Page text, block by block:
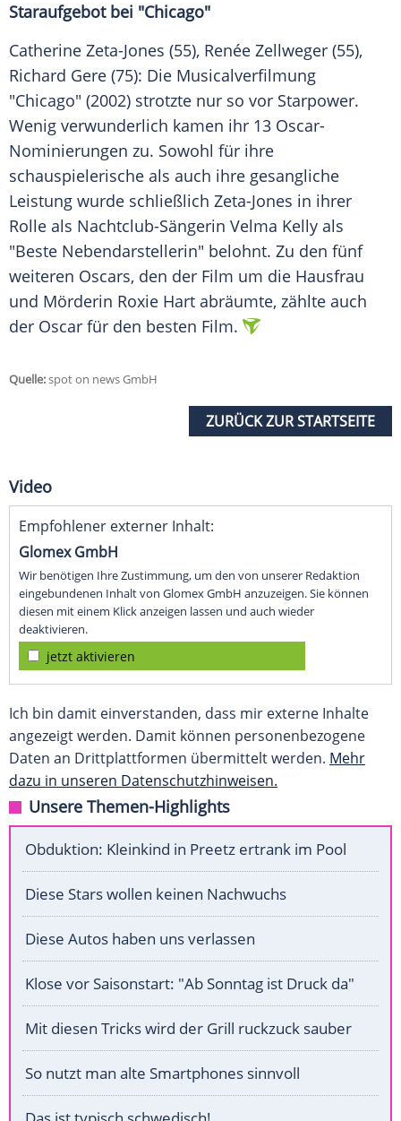
Staraufgebot bei "Chicago"
Catherine Zeta-Jones (55), Renée Zellweger (55),
Richard Gere (75): Die Musicalverfilmung
"Chicago" (2002) strotzte nur so vor Starpower.
Wenig verwunderlich kamen ihr 13 Oscar-
Nominierungen zu. Sowohl für ihre
schauspielerische als auch ihre gesangliche
Leistung wurde schließlich Zeta-Jones in ihrer
Rolle als Nachtclub-Sängerin Velma Kelly als
"Beste Nebendarstellerin" belohnt. Zu den fünf
weiteren Oscars, den der Film um die Hausfrau
und Mörderin Roxie Hart abräumte, zählte auch
der Oscar für den besten Film.
Quelle:spot on news GmbH
ZURÜCK ZUR STARTSEITE
Video
Empfohlener externer Inhalt:
Glomex GmbH
Wir benötigen Ihre Zustimmung, um den von unserer Redaktion
eingebundenen Inhalt von Glomex GmbH anzuzeigen. Sie können
diesen mit einem Klick anzeigen lassen und auch wieder
deaktivieren.
jetzt aktivieren
Ich bin damit einverstanden, dass mir externe Inhalte
angezeigt werden. Damit können personenbezogene
Daten an Drittplattformen übermittelt werden. Mehr
dazu in unseren Datenschutzhinweisen.
Unsere Themen-Highlights
Obduktion: Kleinkind in Preetz ertrank im Pool
Diese Stars wollen keinen Nachwuchs
Diese Autos haben uns verlassen
Klose vor Saisonstart: "Ab Sonntag ist Druck da"
Mit diesen Tricks wird der Grill ruckzuck sauber
So nutzt man alte Smartphones sinnvoll